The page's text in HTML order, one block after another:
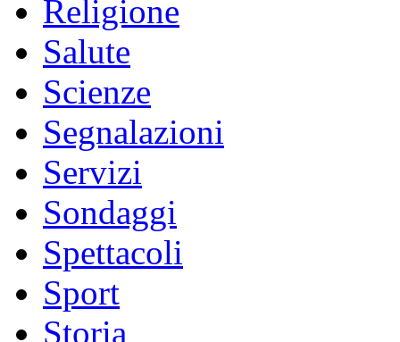
Religione
Salute
Scienze
Segnalazioni
Servizi
Sondaggi
Spettacoli
Sport
Storia